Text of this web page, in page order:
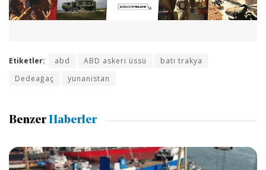
Etiketler: abd ABD askeri üssü
batı trakya
Dedeağaç
yunanistan
Benzer Haberler